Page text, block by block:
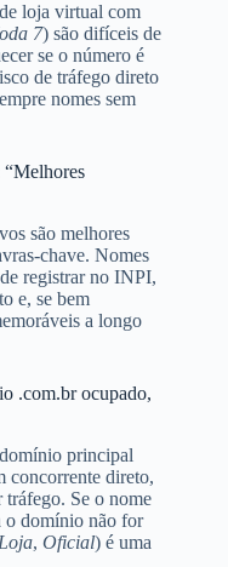
loja virtual com
7) são difíceis de
se o número é
de tráfego direto
nomes sem
são melhores
chave. Nomes
registrar no INPI,
e, se bem
a longo
.com.br ocupado,
principal
concorrente direto,
tráfego. Se o nome
o domínio não for
Loja, Oficial) é uma